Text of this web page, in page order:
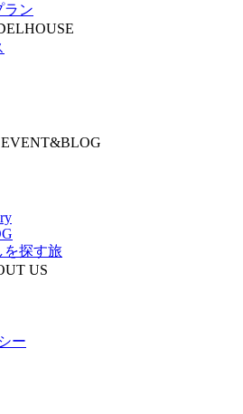
ラン
EVENT&BLOG
を探す旅
US
ー